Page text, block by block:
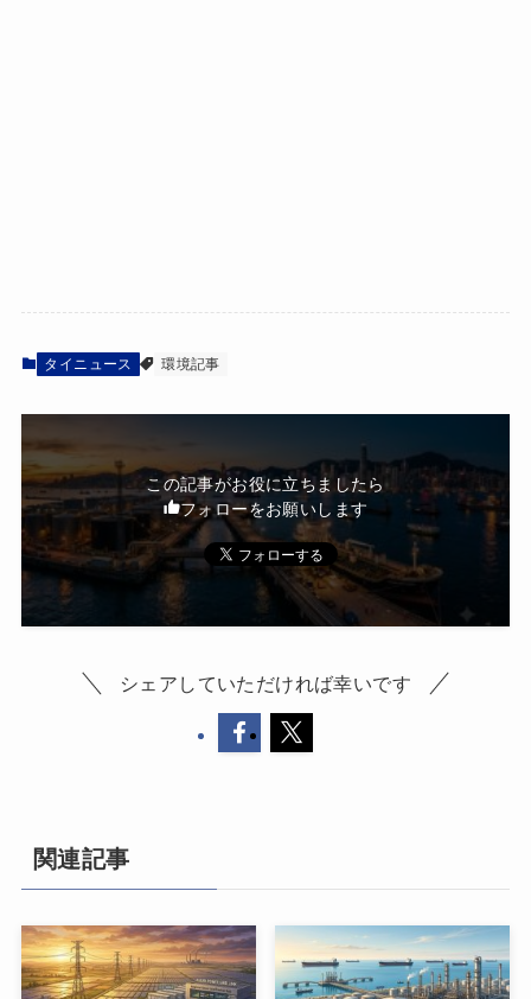
タイニュース 環境記事
この記事がお役に立ちましたら
フォローをお願いします
シェアしていただければ幸いです
関連記事